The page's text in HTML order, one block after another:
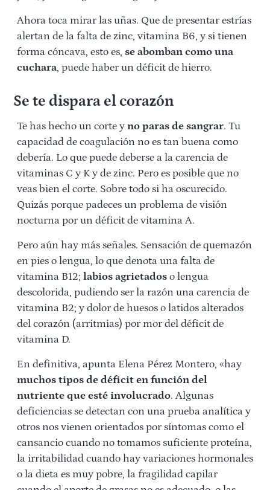
Ahora toca mirar las uñas. Que de presentar estrías
alertan de la falta de zinc, vitamina B6, y si tienen
forma cóncava, esto es, se abomban como una
cuchara, puede haber un déficit de hierro.
Se te dispara el corazón
Te has hecho un corte y no paras de sangrar. Tu
capacidad de coagulación no es tan buena como
debería. Lo que puede deberse a la carencia de
vitaminas C y K y de zinc. Pero es posible que no
veas bien el corte. Sobre todo si ha oscurecido.
Quizás porque padeces un problema de visión
nocturna por un déficit de vitamina A.
Pero aún hay más señales. Sensación de quemazón
en pies o lengua, lo que denota una falta de
vitamina B12; labios agrietados o lengua
descolorida, pudiendo ser la razón una carencia de
vitamina B2; y dolor de huesos o latidos alterados
del corazón (arritmias) por mor del déficit de
vitamina D.
En definitiva, apunta Elena Pérez Montero, «hay
muchos tipos de déficit en función del
nutriente que esté involucrado. Algunas
deficiencias se detectan con una prueba analítica y
otros nos vienen orientados por síntomas como el
cansancio cuando no tomamos suficiente proteína,
la irritabilidad cuando hay variaciones hormonales
o la dieta es muy pobre, la fragilidad capilar